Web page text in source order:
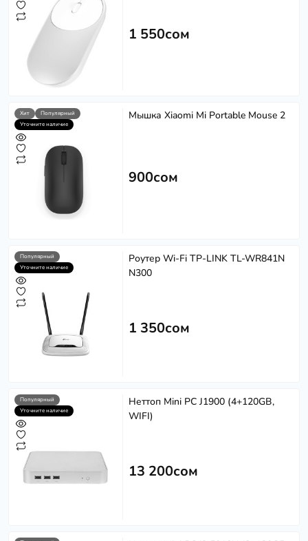
1 550сом
Хит
Популярный
Уточните наличие
Мышка Xiaomi Mi Portable Mouse 2
900сом
Популярный
Уточните наличие
Роутер Wi-Fi TP-LINK TL-WR841N
N300
1 350сом
Популярный
Уточните наличие
Неттоп Mini PC J1900 (4+120GB,
WIFI)
13 200сом